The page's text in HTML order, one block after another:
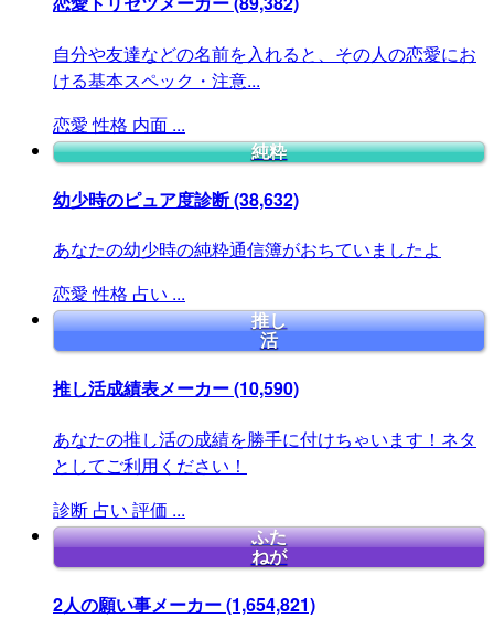
自分や友達などの名前を入れると、その人の恋愛にお
ける基本スペック・注意...
恋愛 性格 内面 ...
純粋
幼少時のピュア度診断(38,632)
あなたの幼少時の純粋通信簿がおちていましたよ
恋愛 性格 占い ...
推し
活
推し活成績表メーカー(10,590)
あなたの推し活の成績を勝手に付けちゃいます！ネタ
としてご利用ください！
診断 占い 評価 ...
ふた
ねが
2人の願い事メーカー(1,654,821)